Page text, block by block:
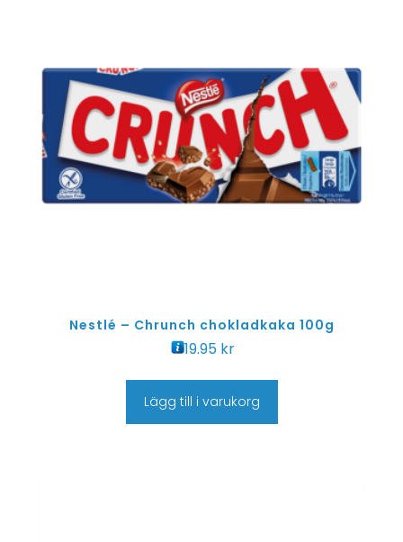
Nestlé – Chrunch chokladkaka 100g
19.95 kr
Lägg till i varukorg